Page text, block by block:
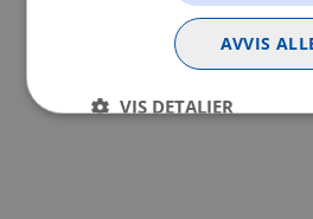
AVVIS
VIS DETALJER